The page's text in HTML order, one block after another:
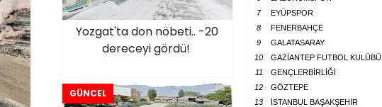
Yozgat'ta don nöbeti.. -20
dereceyi gördü!
GÜNCEL
7
EYÜPSPOR
8
FENERBAHÇE
9
GALATASARAY
10
GAZİANTEP FUTBOL KULÜBÜ
11
GENÇLERBİRLİĞİ
12
GÖZTEPE
13
İSTANBUL BAŞAKŞEHİR